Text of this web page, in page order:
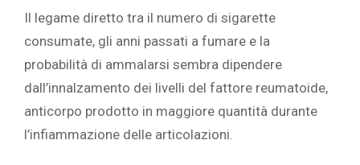
Il legame diretto tra il numero di sigarette
consumate, gli anni passati a fumare e la
probabilità di ammalarsi sembra dipendere
dall’innalzamento dei livelli del fattore reumatoide,
anticorpo prodotto in maggiore quantità durante
l’infiammazione delle articolazioni.